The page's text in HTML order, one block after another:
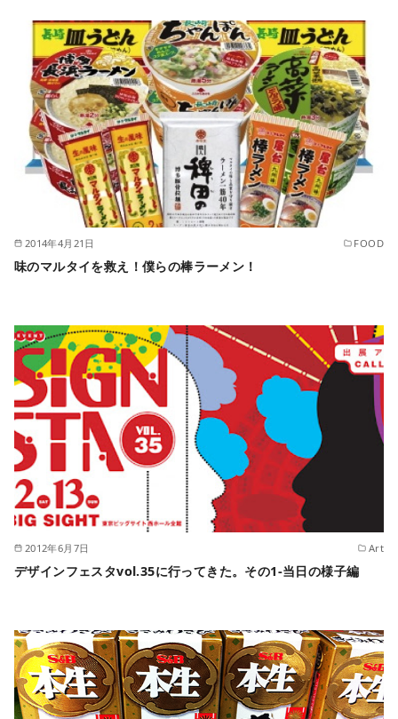
2014年4月21日 FOOD
味のマルタイを救え！僕らの棒ラーメン！
2012年6月7日 Art
デザインフェスタvol.35に行ってきた。その1-当日の様子編